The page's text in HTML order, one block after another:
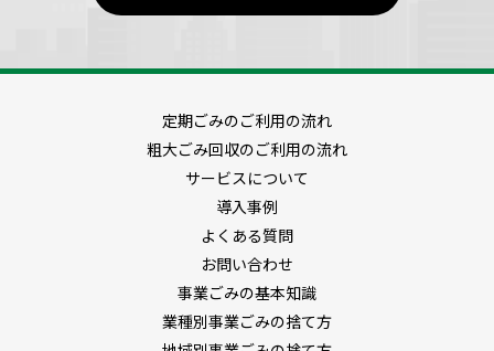
定期ごみのご利用の流れ
粗大ごみ回収のご利用の流れ
サービスについて
導入事例
よくある質問
お問い合わせ
事業ごみの基本知識
業種別事業ごみの捨て方